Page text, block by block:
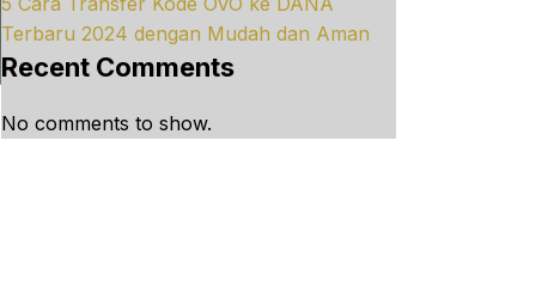
Terbaru 2024 dengan Mudah dan Aman
Recent Comments
No comments to show.